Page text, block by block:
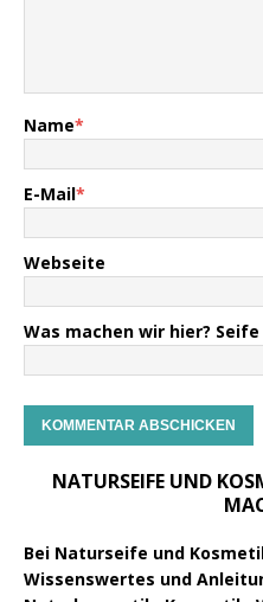
Name*
E-Mail*
Webseite
Was machen wir hier?
NATURSEIFE UND
Bei Naturseife und
Wissenswertes und